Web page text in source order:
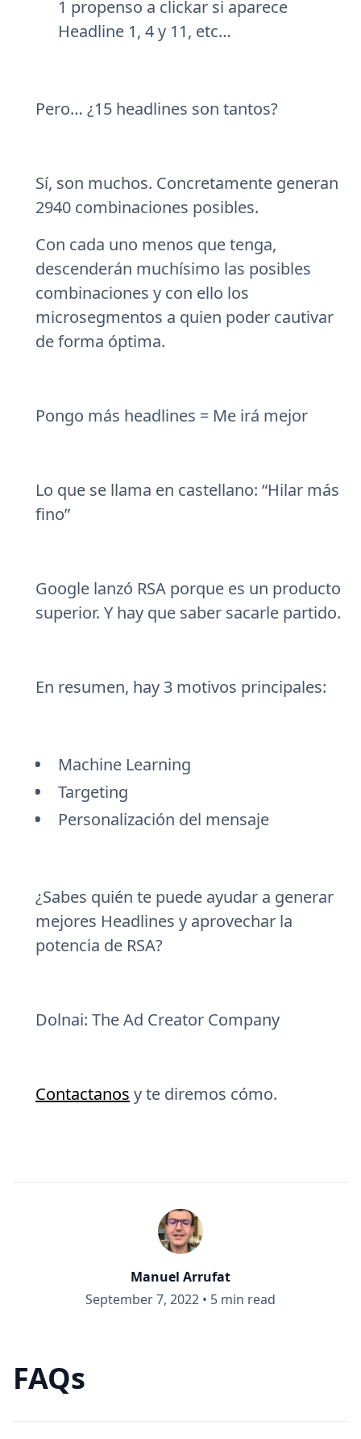
1 propenso a clickar si aparece
Headline 1, 4 y 11, etc…
Pero… ¿15 headlines son tantos?
Sí, son muchos. Concretamente generan
2940 combinaciones posibles.
Con cada uno menos que tenga,
descenderán muchísimo las posibles
combinaciones y con ello los
microsegmentos a quien poder cautivar
de forma óptima.
Pongo más headlines = Me irá mejor
Lo que se llama en castellano: “Hilar más
fino”
Google lanzó RSA porque es un producto
superior. Y hay que saber sacarle partido.
En resumen, hay 3 motivos principales:
Machine Learning
Targeting
Personalización del mensaje
¿Sabes quién te puede ayudar a generar
mejores Headlines y aprovechar la
potencia de RSA?
Dolnai: The Ad Creator Company
Contactanos y te diremos cómo.
Manuel Arrufat
September 7, 2022 • 5 min read
FAQs